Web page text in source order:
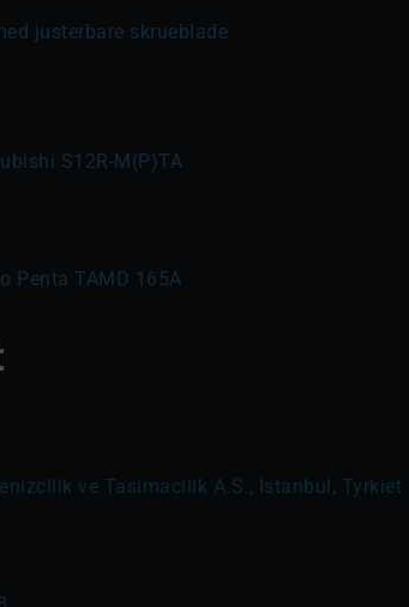
justerbare skrueblade
S12R-M(P)TA
Penta TAMD 165A
ve Tasimacilik A.S., Istanbul, Tyrkiet